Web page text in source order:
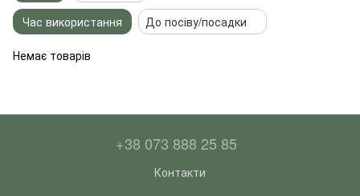
Час використання
До посіву/посадки
Немає товарів
+38 073 888 25 85
Контакти